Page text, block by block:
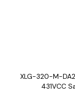
XLG-320-M-
431VCC